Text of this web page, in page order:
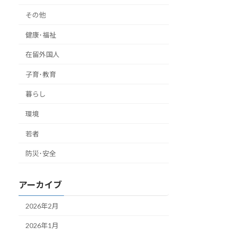
その他
健康･福祉
在留外国人
子育･教育
暮らし
環境
若者
防災･安全
アーカイブ
2026年2月
2026年1月